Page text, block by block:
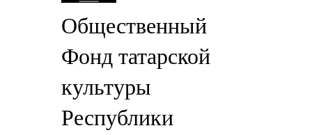
Общественный
Фонд татарской
культуры
Республики